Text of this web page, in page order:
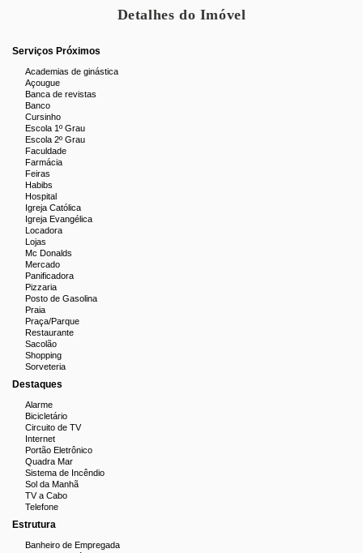
Detalhes do Imóvel
Serviços Próximos
Academias de ginástica
Açougue
Banca de revistas
Banco
Cursinho
Escola 1º Grau
Escola 2º Grau
Faculdade
Farmácia
Feiras
Habibs
Hospital
Igreja Católica
Igreja Evangélica
Locadora
Lojas
Mc Donalds
Mercado
Panificadora
Pizzaria
Posto de Gasolina
Praia
Praça/Parque
Restaurante
Sacolão
Shopping
Sorveteria
Destaques
Alarme
Bicicletário
Circuito de TV
Internet
Portão Eletrônico
Quadra Mar
Sistema de Incêndio
Sol da Manhã
TV a Cabo
Telefone
Estrutura
Banheiro de Empregada